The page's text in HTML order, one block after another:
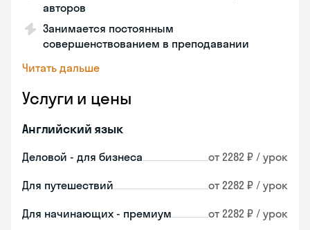
авторов
Занимается постоянным
совершенствованием в преподавании
Читать дальше
Услуги и цены
Английский язык
Деловой - для бизнеса от 2282 ₽ / урок
Для путешествий от 2282 ₽ / урок
Для начинающих - премиум от 2282 ₽ / урок